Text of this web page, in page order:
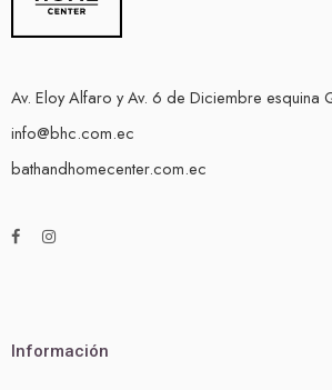
Av. Eloy Alfaro y Av. 6 de Diciembre esquina
info@bhc.com.ec
bathandhomecenter.com.ec
Información